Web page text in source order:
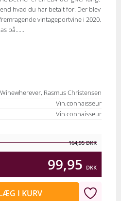
hvad du har betalt for. Der blev
vintageportvine i 2020,
på…...
Winewherever, Rasmus Christensen
Vin.connaisseur
Vin.connaisseur
164,95DKK
99,95 DKK
I KURV